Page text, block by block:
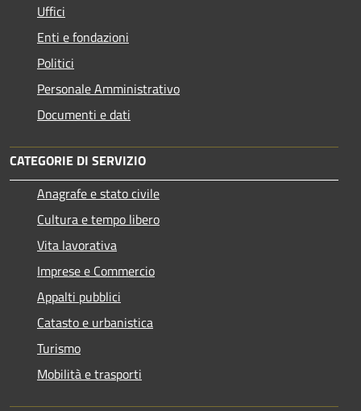
Uffici
Enti e fondazioni
Politici
Personale Amministrativo
Documenti e dati
CATEGORIE DI SERVIZIO
Anagrafe e stato civile
Cultura e tempo libero
Vita lavorativa
Imprese e Commercio
Appalti pubblici
Catasto e urbanistica
Turismo
Mobilità e trasporti